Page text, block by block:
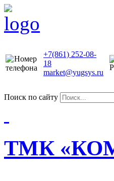
+7(861) 252-08-
18
market@yugsys.ru
Поиск по сайту
ТМК